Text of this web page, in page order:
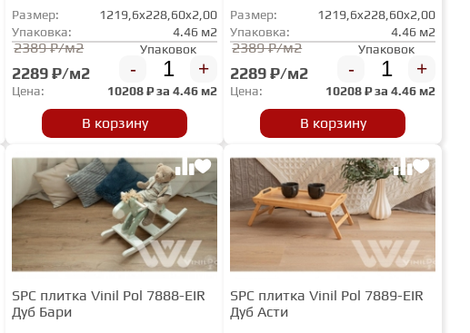
Размер:
1219,6x228,60x2,00
Упаковка:
4.46 м2
2389 ₽/м2
2289 ₽/м2
Упаковок
- +
Цена: 10208₽ за4.46 м2
В корзину
Размер:
1219,6x228,60x2,00
Упаковка:
4.46 м2
2389 ₽/м2
2289 ₽/м2
Упаковок
- +
Цена: 10208₽ за4.46 м2
В корзину
SPC плитка Vinil Pol 7888-EIR
Дуб Бари
SPC плитка Vinil Pol 7889-EIR
Дуб Асти